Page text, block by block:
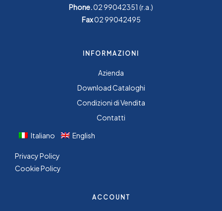
Phone.02 99042351 (r.a.)
Fax02 99042495
INFORMAZIONI
Azienda
Download Cataloghi
Condizioni di Vendita
Contatti
Italiano
English
Privacy Policy
Cookie Policy
ACCOUNT